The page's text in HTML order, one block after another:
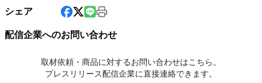
シェア
配信企業へのお問い合わせ
取材依頼・商品に対するお問い合わせはこちら。
プレスリリース配信企業に直接連絡できます。